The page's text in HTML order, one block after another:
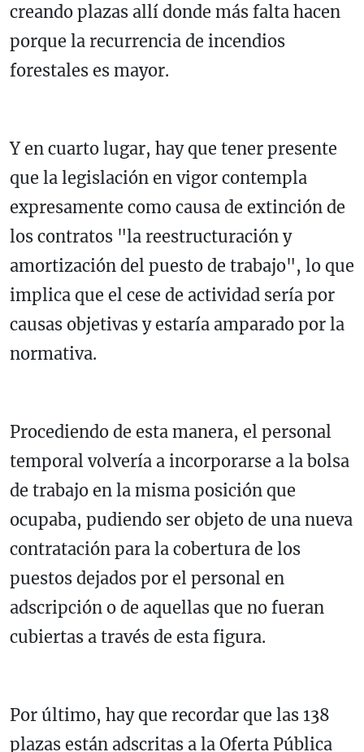
creando plazas allí donde más falta hacen
porque la recurrencia de incendios
forestales es mayor.
Y en cuarto lugar, hay que tener presente
que la legislación en vigor contempla
expresamente como causa de extinción de
los contratos "la reestructuración y
amortización del puesto de trabajo", lo que
implica que el cese de actividad sería por
causas objetivas y estaría amparado por la
normativa.
Procediendo de esta manera, el personal
temporal volvería a incorporarse a la bolsa
de trabajo en la misma posición que
ocupaba, pudiendo ser objeto de una nueva
contratación para la cobertura de los
puestos dejados por el personal en
adscripción o de aquellas que no fueran
cubiertas a través de esta figura.
Por último, hay que recordar que las 138
plazas están adscritas a la Oferta Pública